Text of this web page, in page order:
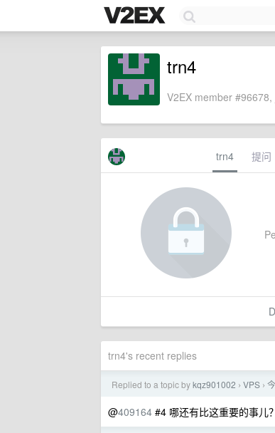
trn4
V2EX member
trn4 提问
trn4's recent replies
Replied to a topic bykqz901002 › VPS ›
@409164 #4 哪还有比这重要的事儿？